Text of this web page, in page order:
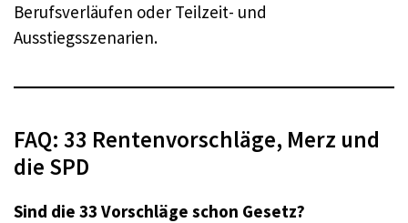
Berufsverläufen oder Teilzeit- und
Ausstiegsszenarien.
FAQ: 33 Rentenvorschläge, Merz und
die SPD
Sind die 33 Vorschläge schon Gesetz?